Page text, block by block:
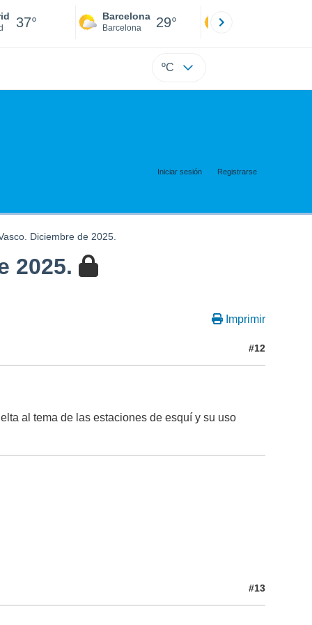
37° Barcelona
Barcelona 29°
ºC
Iniciar sesión Registrarse
Diciembre de 2025.
2025.
Imprimir
#12
al tema de las estaciones de esquí y su uso
#13